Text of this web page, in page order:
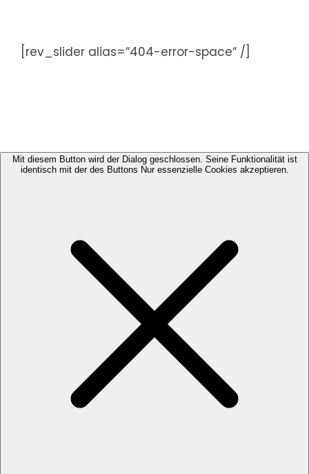
springen[rev_slider alias=“404-error-space“ /]
Mit diesem Button wird der Dialog geschlossen. Seine Funktionalität ist
identisch mit der des Buttons Nur essenzielle Cookies akzeptieren.